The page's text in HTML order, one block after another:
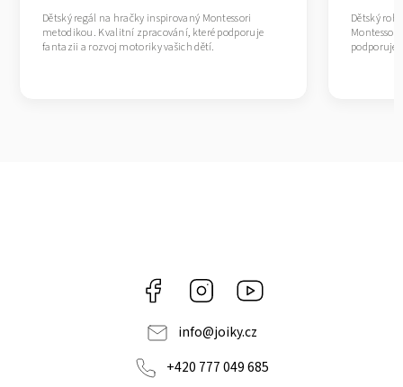
Dětský regál na hračky inspirovaný Montessori
metodikou. Kvalitní zpracování, které podporuje
fantazii a rozvoj motoriky vašich dětí.
Dětský
podporuje
Facebook Instagram
info@joiky.cz
+420 777 049 685